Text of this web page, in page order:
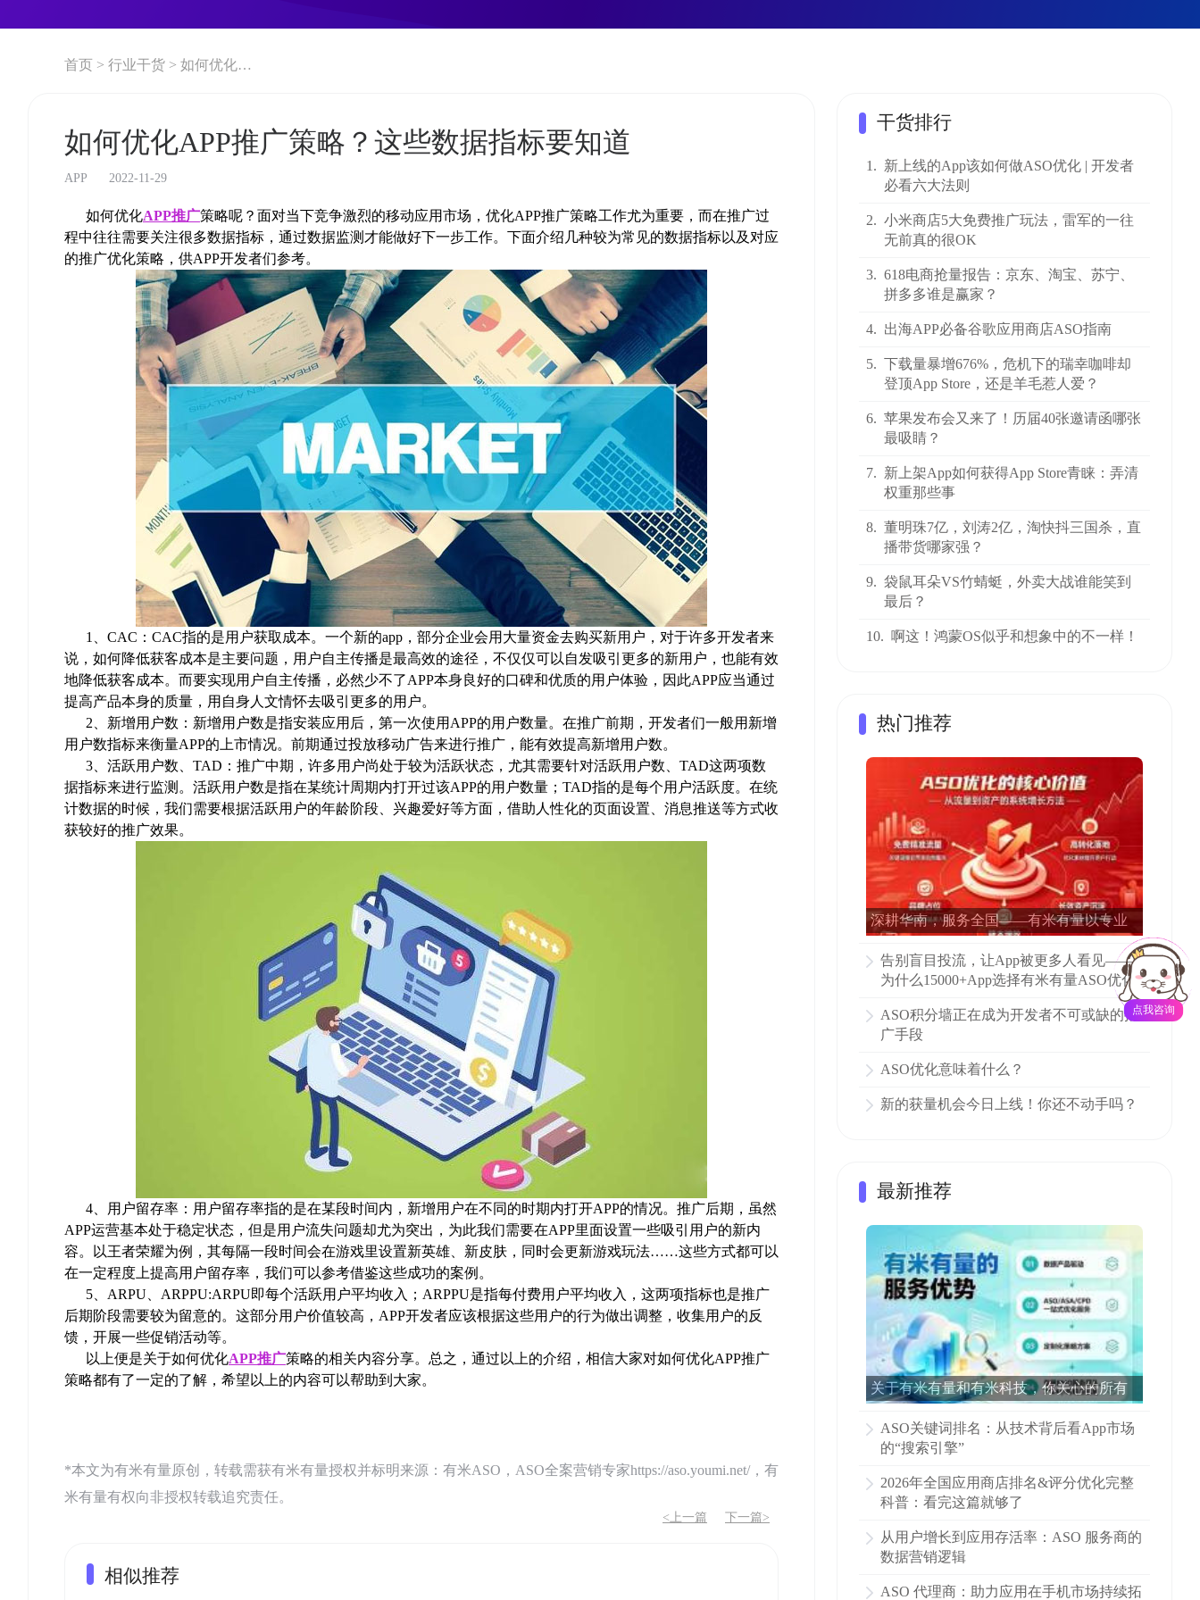
点我咨询
首页 > 行业干货 > 如何优化APP推广策略？这些数据指标要知道
如何优化APP推广策略？这些数据指标要知道
APP 2022-11-29
如何优化APP推广策略呢？面对当下竞争激烈的移动应用市场，优化APP推广策略工作尤为重要，而在推广过
程中往往需要关注很多数据指标，通过数据监测才能做好下一步工作。下面介绍几种较为常见的数据指标以及对应
的推广优化策略，供APP开发者们参考。
1、CAC：CAC指的是用户获取成本。一个新的app，部分企业会用大量资金去购买新用户，对于许多开发者来
说，如何降低获客成本是主要问题，用户自主传播是最高效的途径，不仅仅可以自发吸引更多的新用户，也能有效
地降低获客成本。而要实现用户自主传播，必然少不了APP本身良好的口碑和优质的用户体验，因此APP应当通过
提高产品本身的质量，用自身人文情怀去吸引更多的用户。
2、新增用户数：新增用户数是指安装应用后，第一次使用APP的用户数量。在推广前期，开发者们一般用新增
用户数指标来衡量APP的上市情况。前期通过投放移动广告来进行推广，能有效提高新增用户数。
3、活跃用户数、TAD：推广中期，许多用户尚处于较为活跃状态，尤其需要针对活跃用户数、TAD这两项数
据指标来进行监测。活跃用户数是指在某统计周期内打开过该APP的用户数量；TAD指的是每个用户活跃度。在统
计数据的时候，我们需要根据活跃用户的年龄阶段、兴趣爱好等方面，借助人性化的页面设置、消息推送等方式收
获较好的推广效果。
4、用户留存率：用户留存率指的是在某段时间内，新增用户在不同的时期内打开APP的情况。推广后期，虽然
APP运营基本处于稳定状态，但是用户流失问题却尤为突出，为此我们需要在APP里面设置一些吸引用户的新内
容。以王者荣耀为例，其每隔一段时间会在游戏里设置新英雄、新皮肤，同时会更新游戏玩法……这些方式都可以
在一定程度上提高用户留存率，我们可以参考借鉴这些成功的案例。
5、ARPU、ARPPU:ARPU即每个活跃用户平均收入；ARPPU是指每付费用户平均收入，这两项指标也是推广
后期阶段需要较为留意的。这部分用户价值较高，APP开发者应该根据这些用户的行为做出调整，收集用户的反
馈，开展一些促销活动等。
以上便是关于如何优化APP推广策略的相关内容分享。总之，通过以上的介绍，相信大家对如何优化APP推广
策略都有了一定的了解，希望以上的内容可以帮助到大家。
*本文为有米有量原创，转载需获有米有量授权并标明来源：有米ASO，ASO全案营销专家https://aso.youmi.net/，有
米有量有权向非授权转载追究责任。
<上一篇 下一篇>
相似推荐
干货排行
1. 新上线的App该如何做ASO优化 | 开发者
必看六大法则
2. 小米商店5大免费推广玩法，雷军的一往
无前真的很OK
3. 618电商抢量报告：京东、淘宝、苏宁、
拼多多谁是赢家？
4. 出海APP必备谷歌应用商店ASO指南
5. 下载量暴增676%，危机下的瑞幸咖啡却
登顶App Store，还是羊毛惹人爱？
6. 苹果发布会又来了！历届40张邀请函哪张
最吸睛？
7. 新上架App如何获得App Store青睐：弄清
权重那些事
8. 董明珠7亿，刘涛2亿，淘快抖三国杀，直
播带货哪家强？
9. 袋鼠耳朵VS竹蜻蜓，外卖大战谁能笑到
最后？
10. 啊这！鸿蒙OS似乎和想象中的不一样！
热门推荐
深耕华南，服务全国——有米有量以专业
告别盲目投流，让App被更多人看见——
为什么15000+App选择有米有量ASO优化
ASO积分墙正在成为开发者不可或缺的推
广手段
ASO优化意味着什么？
新的获量机会今日上线！你还不动手吗？
最新推荐
关于有米有量和有米科技，你关心的所有
ASO关键词排名：从技术背后看App市场
的“搜索引擎”
2026年全国应用商店排名&评分优化完整
科普：看完这篇就够了
从用户增长到应用存活率：ASO 服务商的
数据营销逻辑
ASO 代理商：助力应用在手机市场持续拓